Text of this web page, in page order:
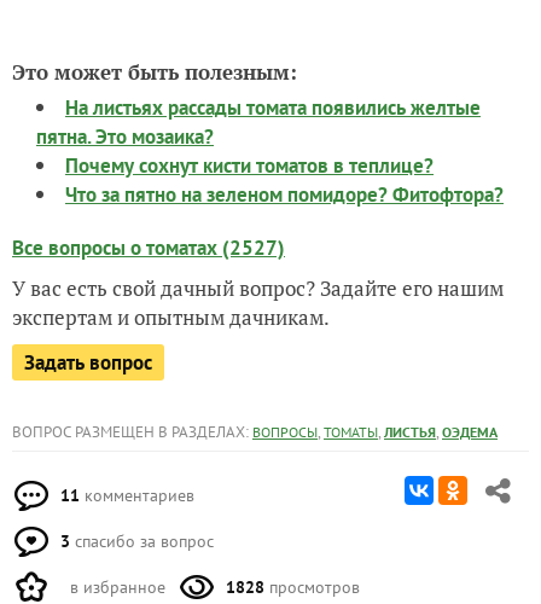
Это может быть полезным:
На листьях рассады томата появились желтые
пятна. Это мозаика?
Почему сохнут кисти томатов в теплице?
Что за пятно на зеленом помидоре? Фитофтора?
Все вопросы о томатах (2527)
У вас есть свой дачный вопрос? Задайте его нашим
экспертам и опытным дачникам.
Задать вопрос
ВОПРОС РАЗМЕЩЕН В РАЗДЕЛАХ: ВОПРОСЫ, ТОМАТЫ, ЛИСТЬЯ, ОЭДЕМА
11 комментариев
3 спасибо за вопрос
в избранное 1828 просмотров